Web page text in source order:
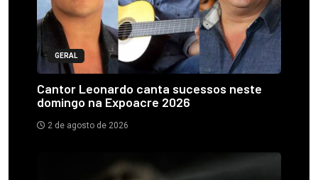
GERAL
Cantor Leonardo canta sucessos neste
domingo na Expoacre 2026
2 de agosto de 2026